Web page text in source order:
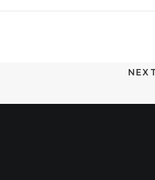
NEXT